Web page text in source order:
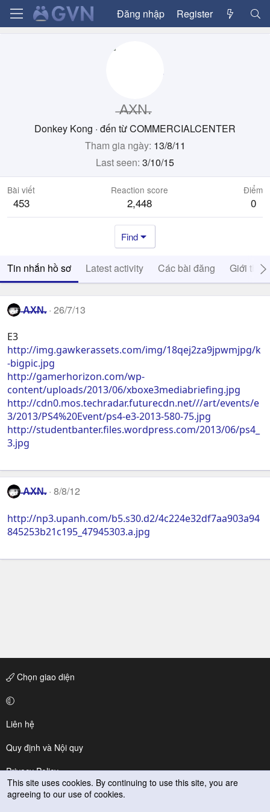
Đăng nhập Register
̶A̶̶X̶̶N̶.
Donkey Kong · đến từCOMMERCIALCENTER
Tham gia ngày 13/8/11
Last seen 3/10/15
Bài viết
453
Reaction score
2,448
Điểm
0
Find
Tin nhắn hồ sơ Latest activity Các bài đăng Giới thiệu
̶A̶̶X̶̶N̶. 26/7/13
E3
http://img.gawkerassets.com/img/18qej2za9jpwmjpg/k
-bigpic.jpg
http://gamerhorizon.com/wp-
content/uploads/2013/06/xboxe3mediabriefing.jpg
http://cdn0.mos.techradar.futurecdn.net///art/events/e
3/2013/PS4%20Event/ps4-e3-2013-580-75.jpg
http://studentbanter.files.wordpress.com/2013/06/ps4_
3.jpg
̶A̶̶X̶̶N̶. 8/8/12
http://np3.upanh.com/b5.s30.d2/4c224e32df7aa903a94
845253b21c195_47945303.a.jpg
Chọn giao diện
Liên hệ
Quy định và Nội quy
Privacy Policy
Trợ giúp
This site uses cookies. By continuing to use this site, you are
agreeing to our use of cookies.